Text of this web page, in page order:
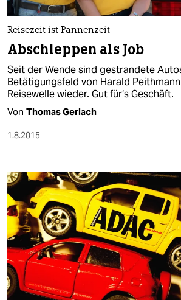
nord
wahrheit
verlag
verlag
veranstaltungen
fragen & hilfe
unterstützen
abo
genossenschaft
epaper login
Reisezeit ist Pannenzeit
Abschleppen als Job
Seit der Wende sind gestrandete
Betätigungsfeld von Harald
Reisewelle wieder. Gut für‘s Geschäft.
Von Thomas Gerlach
1.8.2015